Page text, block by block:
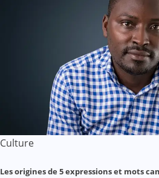
Culture
Les origines de 5 expressions et mots